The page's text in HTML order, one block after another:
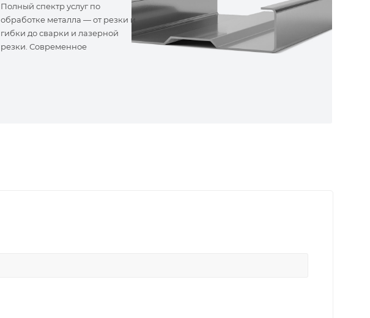
Полный спектр услуг по
обработке металла — от резки и
гибки до сварки и лазерной
резки. Современное